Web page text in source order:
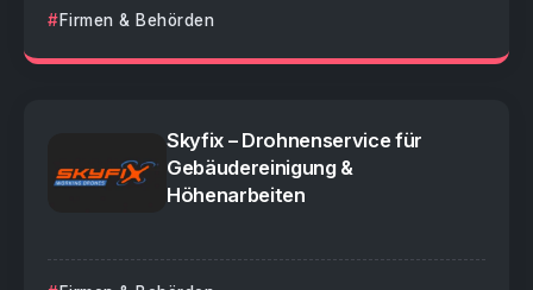
Firmen & Behörden
Skyfix – Drohnenservice für
Gebäudereinigung &
Höhenarbeiten